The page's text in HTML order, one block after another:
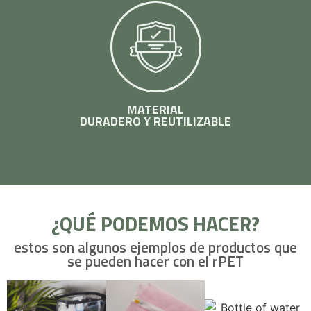
MATERIAL
DURADERO Y REUTILIZABLE
¿QUÉ PODEMOS HACER?
estos son algunos ejemplos de productos que
se pueden hacer con el rPET